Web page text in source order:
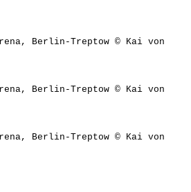
Berlin-Treptow © Kai von
Berlin-Treptow © Kai von
Berlin-Treptow © Kai von